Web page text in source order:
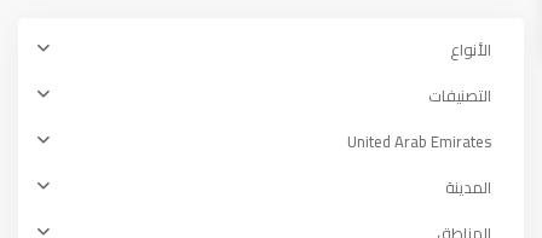
الأنواع
التصنيفات
United Arab Emirates
المدينة